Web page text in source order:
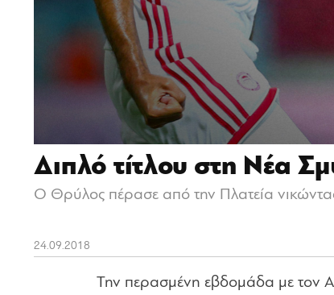
Διπλό τίτλου στη Νέα
Ο Θρύλος πέρασε από την Πλατεία
24.09.2018
Την περασμένη εβδομάδα με τον